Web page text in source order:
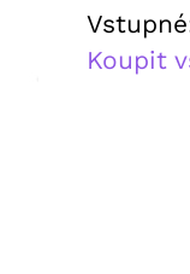
Koupit